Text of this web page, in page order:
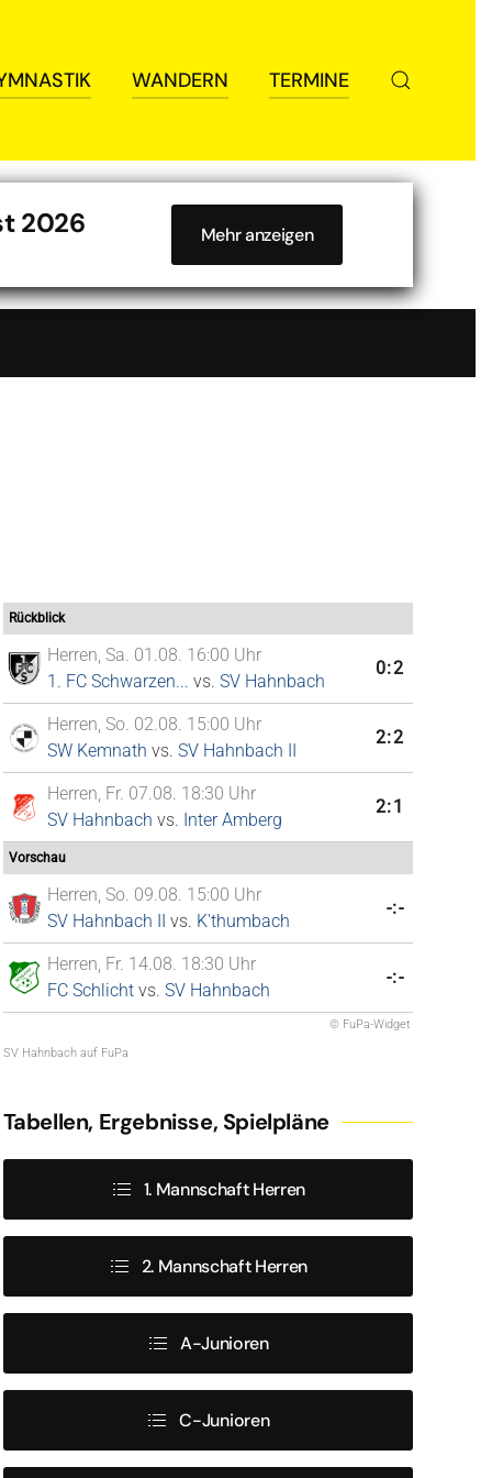
WANDERN TERMINE
2026 Mehr anzeigen
Rückblick
Herren, Sa. 01.08. 16:00 Uhr
1. FC Schwarzen... vs. SV Hahnbach
0:2
Herren, So. 02.08. 15:00 Uhr
SW Kemnath vs. SV Hahnbach II
2:2
Herren, Fr. 07.08. 18:30 Uhr
SV Hahnbach vs. Inter Amberg
2:1
Vorschau
Herren, So. 09.08. 15:00 Uhr
SV Hahnbach II vs. K'thumbach
-:-
Herren, Fr. 14.08. 18:30 Uhr
FC Schlichtvs. SV Hahnbach
-:-
© FuPa-Widget
SV Hahnbach auf FuPa
Tabellen, Ergebnisse, Spielpläne
1. Mannschaft Herren
2. Mannschaft Herren
A-Junioren
C-Junioren